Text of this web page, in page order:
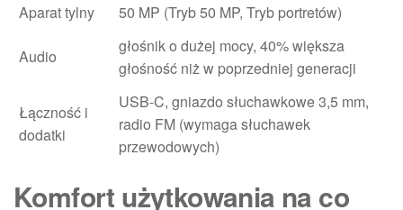
Aparat tylny
50 MP (Tryb 50 MP, Tryb portretów)
Audio
głośnik o dużej mocy, 40% większa
głośność niż w poprzedniej generacji
Łączność i
dodatki
USB-C, gniazdo słuchawkowe 3,5 mm,
radio FM (wymaga słuchawek
przewodowych)
Komfort użytkowania na co